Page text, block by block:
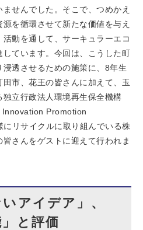
せんでした。そこで、つめかえ
を循環させて新たな価値を与え
動を通して、サーキュラーエコ
しています。今回は、こうした町
透させるための施策に、8年生
市、花王の皆さんに加えて、玉
立行政法人環境再生保全機構
Innovation Promotion
リサイクルに取り組んでいる株
さんをゲストに迎えて行われま
アイデア」、
」と評価